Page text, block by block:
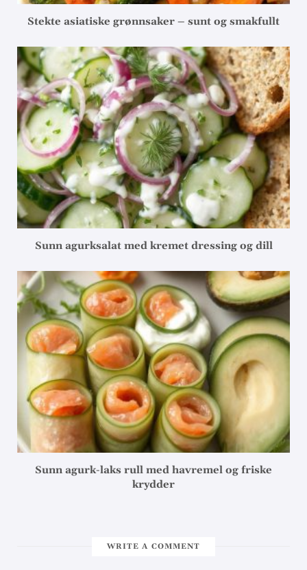
Stekte asiatiske grønnsaker – sunt og smakfullt
Sunn agurksalat med kremet dressing og dill
Sunn agurk-laks rull med havremel og friske
krydder
WRITE A COMMENT